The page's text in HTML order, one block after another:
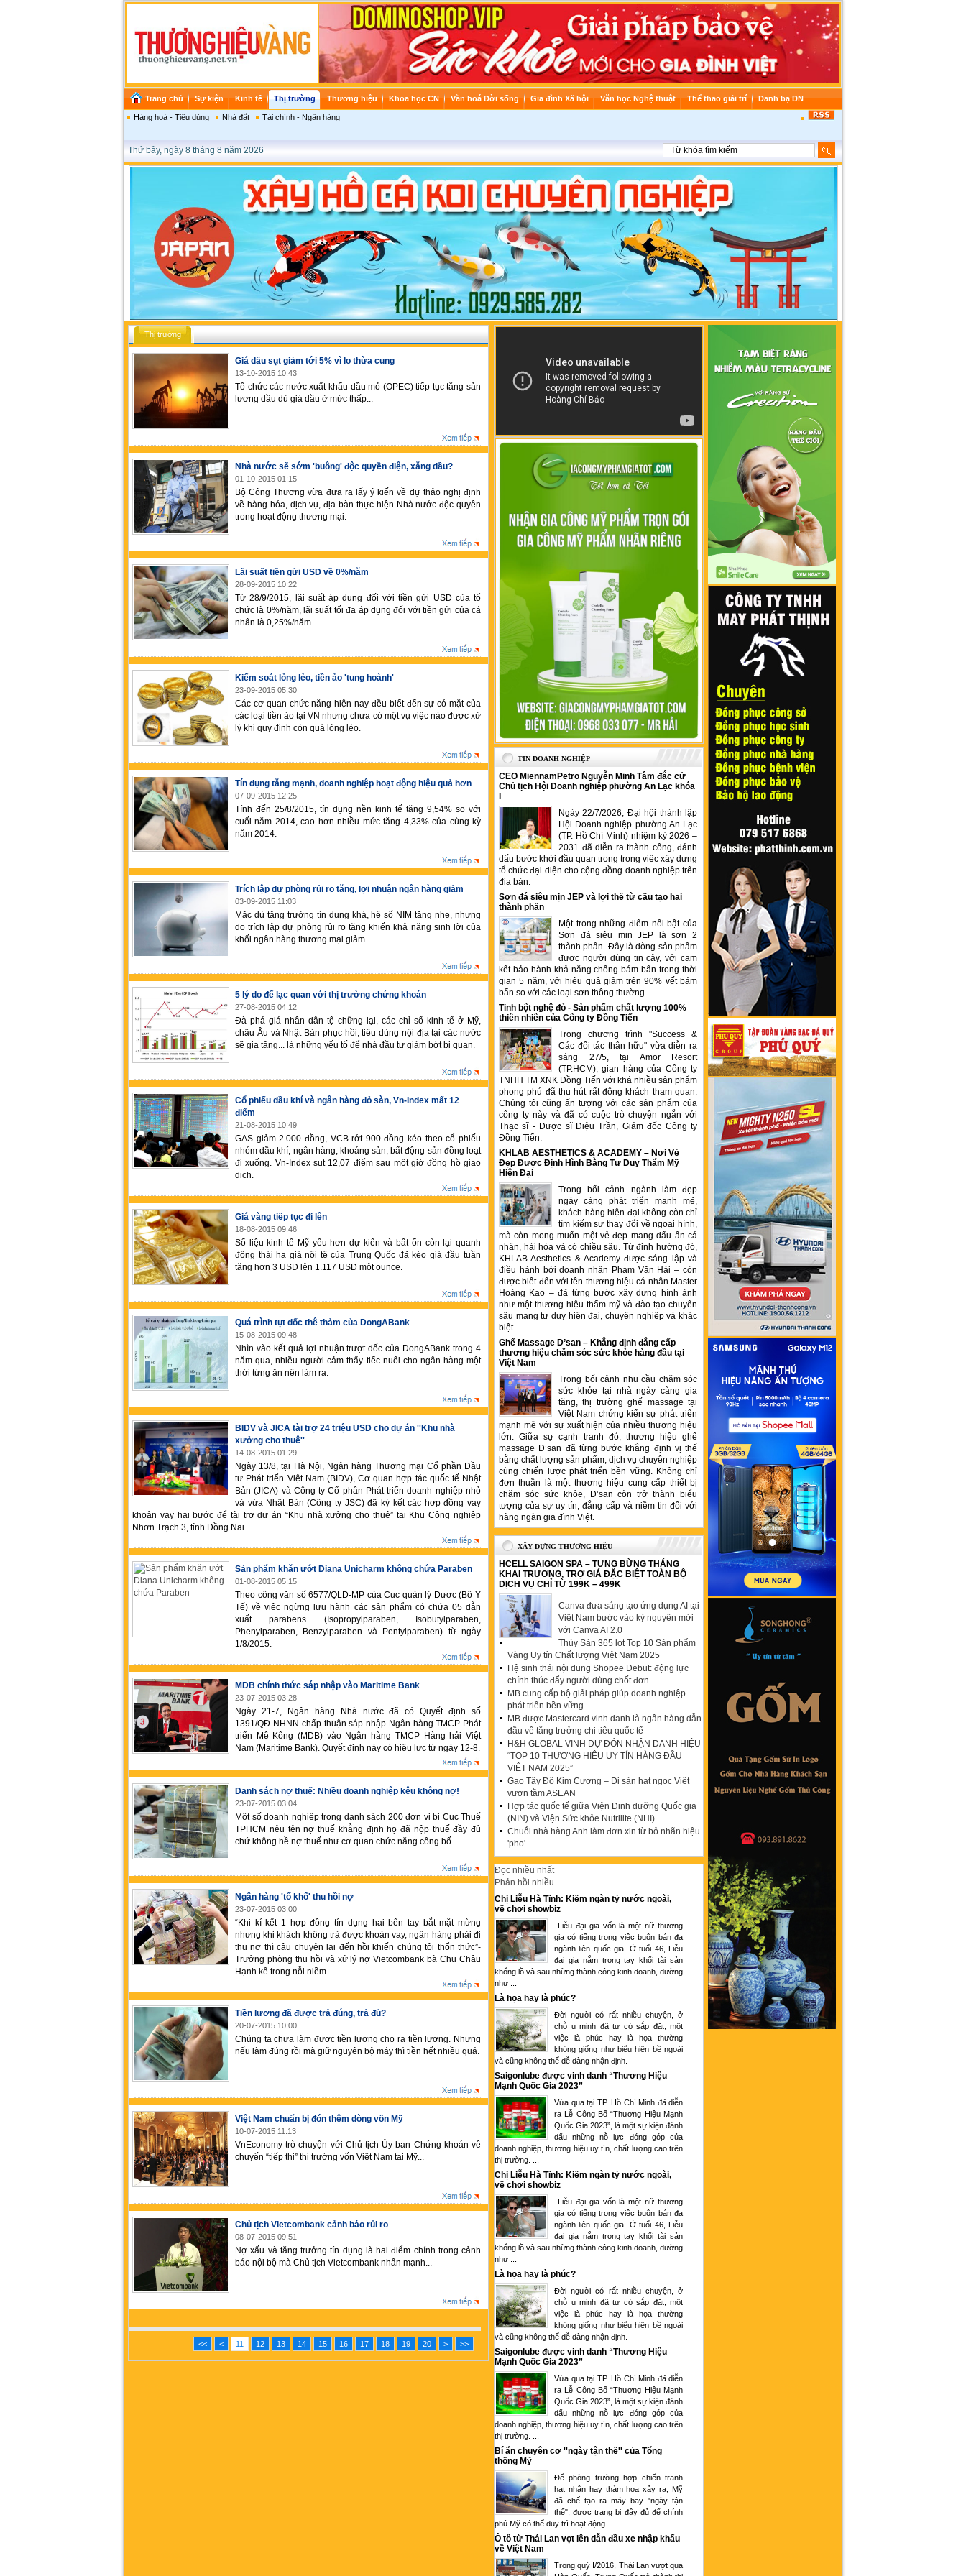
Trang chủ Sự kiện Kinh tế Thị trường Thương hiệu Khoa học CN Văn hoá Đời sống Gia đình Xã hội Văn học Nghệ thuật Thể thao giải trí Danh bạ DN
Hàng hoá - Tiêu dùng Nhà đất Tài chính - Ngân hàng
Thứ bảy, ngày 8 tháng 8 năm 2026
Thị trường
Giá dầu sụt giảm tới 5% vì lo thừa cung
13-10-2015 10:43
Tổ chức các nước xuất khẩu dầu mỏ (OPEC) tiếp tục tăng sản
lượng dầu dù giá dầu ở mức thấp...
Nhà nước sẽ sớm 'buông' độc quyền điện, xăng dầu?
01-10-2015 01:15
Bộ Công Thương vừa đưa ra lấy ý kiến về dự thảo nghị định
về hàng hóa, dịch vụ, địa bàn thực hiện Nhà nước độc quyền
trong hoạt động thương mại.
Lãi suất tiền gửi USD về 0%/năm
28-09-2015 10:22
Từ 28/9/2015, lãi suất áp dụng đối với tiền gửi USD của tổ
chức là 0%/năm, lãi suất tối đa áp dụng đối với tiền gửi của cá
nhân là 0,25%/năm.
Kiểm soát lỏng lẻo, tiền ảo 'tung hoành'
23-09-2015 05:30
Các cơ quan chức năng hiện nay đều biết đến sự có mặt của
các loại tiền ảo tại VN nhưng chưa có một vụ việc nào được xử
lý khi quy định còn quá lỏng lẻo.
Tín dụng tăng mạnh, doanh nghiệp hoạt động hiệu quả hơn
07-09-2015 12:25
Tính đến 25/8/2015, tín dụng nền kinh tế tăng 9,54% so với
cuối năm 2014, cao hơn nhiều mức tăng 4,33% của cùng kỳ
năm 2014.
Trích lập dự phòng rủi ro tăng, lợi nhuận ngân hàng giảm
03-09-2015 11:03
Mặc dù tăng trưởng tín dụng khá, hệ số NIM tăng nhẹ, nhưng
do trích lập dự phòng rủi ro tăng khiến khả năng sinh lời của
khối ngân hàng thương mại giảm.
5 lý do để lạc quan với thị trường chứng khoán
27-08-2015 04:12
Đà phá giá nhân dân tệ chững lại, các chỉ số kinh tế ở Mỹ,
châu Âu và Nhật Bản phục hồi, tiêu dùng nội địa tại các nước
sẽ gia tăng... là những yếu tố để nhà đầu tư giảm bớt bi quan.
Cổ phiếu dầu khí và ngân hàng đỏ sàn, Vn-Index mất 12
điểm
21-08-2015 10:49
GAS giảm 2.000 đồng, VCB rớt 900 đồng kéo theo cổ phiếu
nhóm dầu khí, ngân hàng, khoáng sản, bất động sản đồng loạt
đi xuống. Vn-Index sụt 12,07 điểm sau một giờ đồng hồ giao
dịch.
Giá vàng tiếp tục đi lên
18-08-2015 09:46
Số liệu kinh tế Mỹ yếu hơn dự kiến và bất ổn còn lại quanh
động thái hạ giá nội tệ của Trung Quốc đã kéo giá đầu tuần
tăng hơn 3 USD lên 1.117 USD một ounce.
Quá trình tụt dốc thê thảm của DongABank
15-08-2015 09:48
Nhìn vào kết quả lợi nhuận trượt dốc của DongABank trong 4
năm qua, nhiều người cảm thấy tiếc nuối cho ngân hàng một
thời từng ăn nên làm ra.
BIDV và JICA tài trợ 24 triệu USD cho dự án ''Khu nhà
xưởng cho thuê''
14-08-2015 01:29
Ngày 13/8, tại Hà Nội, Ngân hàng Thương mại Cổ phần Đầu
tư Phát triển Việt Nam (BIDV), Cơ quan hợp tác quốc tế Nhật
Bản (JICA) và Công ty Cổ phần Phát triển doanh nghiệp nhỏ
và vừa Nhật Bản (Công ty JSC) đã ký kết các hợp đồng vay
khoản vay hai bước để tài trợ dự án “Khu nhà xưởng cho thuê” tại Khu Công nghiệp
Nhơn Trạch 3, tỉnh Đồng Nai.
Sản phẩm khăn ướt Diana Unicharm không chứa Paraben
01-08-2015 05:15
Theo công văn số 6577/QLD-MP của Cục quản lý Dược (Bộ Y
Tế) về việc ngừng lưu hành các sản phẩm có chứa 05 dẫn
xuất parabens (Isopropylparaben, Isobutylparaben,
Phenylparaben, Benzylparaben và Pentylparaben) từ ngày
1/8/2015.
MDB chính thức sáp nhập vào Maritime Bank
23-07-2015 03:28
Ngày 21-7, Ngân hàng Nhà nước đã có Quyết định số
1391/QĐ-NHNN chấp thuận sáp nhập Ngân hàng TMCP Phát
triển Mê Kông (MDB) vào Ngân hàng TMCP Hàng hải Việt
Nam (Maritime Bank). Quyết định này có hiệu lực từ ngày 12-8.
Danh sách nợ thuế: Nhiều doanh nghiệp kêu không nợ!
23-07-2015 03:04
Một số doanh nghiệp trong danh sách 200 đơn vị bị Cục Thuế
TPHCM nêu tên nợ thuế khẳng định họ đã nộp thuế đầy đủ
chứ không hề nợ thuế như cơ quan chức năng công bố.
Ngân hàng 'tố khổ' thu hồi nợ
23-07-2015 03:00
“Khi kí kết 1 hợp đồng tín dụng hai bên tay bắt mặt mừng
nhưng khi khách không trả được khoản vay, ngân hàng phải đi
thu nợ thì câu chuyện lại đến hồi khiến chúng tôi thổn thức”-
Trưởng phòng thu hồi và xử lý nợ Vietcombank bà Chu Châu
Hạnh kể trong nỗi niềm.
Tiền lương đã được trả đúng, trả đủ?
20-07-2015 10:00
Chúng ta chưa làm được tiền lương cho ra tiền lương. Nhưng
nếu làm đúng rồi mà giữ nguyên bộ máy thì tiền hết nhiều quá.
Việt Nam chuẩn bị đón thêm dòng vốn Mỹ
10-07-2015 11:13
VnEconomy trò chuyện với Chủ tịch Ủy ban Chứng khoán về
chuyến “tiếp thị” thị trường vốn Việt Nam tại Mỹ...
Chủ tịch Vietcombank cảnh báo rủi ro
08-07-2015 09:51
Nợ xấu và tăng trưởng tín dụng là hai điểm chính trong cảnh
báo nội bộ mà Chủ tịch Vietcombank nhấn mạnh...
<< < 11 12 13 14 15 16 17 18 19 20 > >>
TIN DOANH NGHIỆP
CEO MiennamPetro Nguyễn Minh Tâm đắc cử
Chủ tịch Hội Doanh nghiệp phường An Lạc khóa
Ngày 22/7/2026, Đại hội thành lập
Hội Doanh nghiệp phường An Lạc
(TP. Hồ Chí Minh) nhiệm kỳ 2026 –
2031 đã diễn ra thành công, đánh
dấu bước khởi đầu quan trọng trong việc xây dựng
tổ chức đại diện cho cộng đồng doanh nghiệp trên
địa bàn.
Sơn đá siêu mịn JEP và lợi thế từ cấu tạo hai
thành phần
Một trong những điểm nổi bật của
Sơn đá siêu mịn JEP là sơn 2
thành phần. Đây là dòng sản phẩm
được người dùng tin cậy, với cam
kết bảo hành khả năng chống bám bẩn trong thời
gian 5 năm, với hiệu quả giảm trên 90% vết bám
bẩn so với các loại sơn thông thường
Tinh bột nghệ đỏ - Sản phẩm chất lượng 100%
thiên nhiên của Công ty Đồng Tiến
Trong chương trình "Success &
Các đối tác thân hữu" vừa diễn ra
sáng 27/5, tại Amor Resort
(TP.HCM), gian hàng của Công ty
TNHH TM XNK Đồng Tiến với khá nhiều sản phẩm
phong phú đã thu hút rất đông khách tham quan.
Chúng tôi cũng ấn tượng với các sản phẩm của
công ty này và đã có cuộc trò chuyện ngắn với
Thạc sĩ - Dược sĩ Diệu Trần, Giám đốc Công ty
Đồng Tiến.
KHLAB AESTHETICS & ACADEMY – Nơi Vẻ
Đẹp Được Định Hình Bằng Tư Duy Thẩm Mỹ
Hiện Đại
Trong bối cảnh ngành làm đẹp
ngày càng phát triển mạnh mẽ,
khách hàng hiện đại không còn chỉ
tìm kiếm sự thay đổi về ngoại hình,
mà còn mong muốn một vẻ đẹp mang dấu ấn cá
nhân, hài hòa và có chiều sâu. Từ định hướng đó,
KHLAB Aesthetics & Academy được sáng lập và
điều hành bởi doanh nhân Phạm Văn Hải – còn
được biết đến với tên thương hiệu cá nhân Master
Hoàng Kao – đã từng bước xây dựng hình ảnh
như một thương hiệu thẩm mỹ và đào tạo chuyên
sâu mang tư duy hiện đại, chuyên nghiệp và khác
biệt.
Ghế Massage D’san – Khẳng định đẳng cấp
thương hiệu chăm sóc sức khỏe hàng đầu tại
Việt Nam
Trong bối cảnh nhu cầu chăm sóc
sức khỏe tại nhà ngày càng gia
tăng, thị trường ghế massage tại
Việt Nam chứng kiến sự phát triển
mạnh mẽ với sự xuất hiện của nhiều thương hiệu
lớn. Giữa sự cạnh tranh đó, thương hiệu ghế
massage D’san đã từng bước khẳng định vị thế
bằng chất lượng sản phẩm, dịch vụ chuyên nghiệp
cùng chiến lược phát triển bền vững. Không chỉ
đơn thuần là một thương hiệu cung cấp thiết bị
chăm sóc sức khỏe, D’san còn trở thành biểu
tượng của sự uy tín, đẳng cấp và niềm tin đối với
hàng ngàn gia đình Việt.
XÂY DỰNG THƯƠNG HIỆU
HCELL SAIGON SPA – TƯNG BỪNG THÁNG
KHAI TRƯƠNG, TRỢ GIÁ ĐẶC BIỆT TOÀN BỘ
DỊCH VỤ CHỈ TỪ 199K – 499K
Canva đưa sáng tạo ứng dụng AI tại
Việt Nam bước vào kỷ nguyên mới
với Canva AI 2.0
Thủy Sản 365 lọt Top 10 Sản phẩm
Vàng Uy tín Chất lượng Việt Nam 2025
Hệ sinh thái nội dung Shopee Debut: động lực
chính thúc đẩy người dùng chốt đơn
MB cung cấp bộ giải pháp giúp doanh nghiệp
phát triển bền vững
MB được Mastercard vinh danh là ngân hàng dẫn
đầu về tăng trưởng chi tiêu quốc tế
H&H GLOBAL VINH DỰ ĐÓN NHẬN DANH HIỆU
“TOP 10 THƯƠNG HIỆU UY TÍN HÀNG ĐẦU
VIỆT NAM 2025”
Gạo Tây Đô Kim Cương – Di sản hạt ngọc Việt
vươn tầm ASEAN
Hợp tác quốc tế giữa Viện Dinh dưỡng Quốc gia
(NIN) và Viện Sức khỏe Nutrilite (NHI)
Chuỗi nhà hàng Anh làm đơn xin từ bỏ nhãn hiệu
'pho'
Đọc nhiều nhất
Phản hồi nhiều
Chị Liễu Hà Tĩnh: Kiếm ngàn tỷ nước ngoài,
về chơi showbiz
Liễu đại gia vốn là một nữ thương
gia có tiếng trong việc buôn bán đa
ngành liên quốc gia. Ở tuổi 46, Liễu
đại gia nắm trong tay khối tài sản
khổng lồ và sau những thành công kinh doanh, dường
như ...
Là họa hay là phúc?
Đời người có rất nhiều chuyện, ở
chỗ u minh đã tự có sắp đặt, một
việc là phúc hay là họa thường
không giống như biểu hiện bề ngoài
và cũng không thể dễ dàng nhận định.
Saigonlube được vinh danh “Thương Hiệu
Mạnh Quốc Gia 2023”
Vừa qua tại TP. Hồ Chí Minh đã diễn
ra Lễ Công Bố “Thương Hiệu Mạnh
Quốc Gia 2023”, là một sự kiện đánh
dấu những nỗ lực đóng góp của
doanh nghiệp, thương hiệu uy tín, chất lượng cao trên
thị trường. ...
Chị Liễu Hà Tĩnh: Kiếm ngàn tỷ nước ngoài,
về chơi showbiz
Liễu đại gia vốn là một nữ thương
gia có tiếng trong việc buôn bán đa
ngành liên quốc gia. Ở tuổi 46, Liễu
đại gia nắm trong tay khối tài sản
khổng lồ và sau những thành công kinh doanh, dường
như ...
Là họa hay là phúc?
Đời người có rất nhiều chuyện, ở
chỗ u minh đã tự có sắp đặt, một
việc là phúc hay là họa thường
không giống như biểu hiện bề ngoài
và cũng không thể dễ dàng nhận định.
Saigonlube được vinh danh “Thương Hiệu
Mạnh Quốc Gia 2023”
Vừa qua tại TP. Hồ Chí Minh đã diễn
ra Lễ Công Bố “Thương Hiệu Mạnh
Quốc Gia 2023”, là một sự kiện đánh
dấu những nỗ lực đóng góp của
doanh nghiệp, thương hiệu uy tín, chất lượng cao trên
thị trường. ...
Bí ẩn chuyên cơ ''ngày tận thế'' của Tổng
thống Mỹ
Để phòng trường hợp chiến tranh
hạt nhân hay thảm họa xảy ra, Mỹ
đã chế tạo ra máy bay "ngày tận
thế", được trang bị đầy đủ để chính
phủ Mỹ có thể duy trì hoạt động.
Ô tô từ Thái Lan vọt lên dẫn đầu xe nhập khẩu
về Việt Nam
Trong quý I/2016, Thái Lan vượt qua